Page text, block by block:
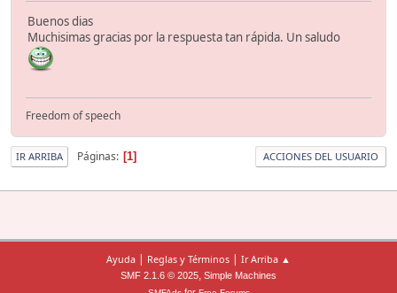
Buenos dias
Muchisimas gracias por la respuesta tan rápida. Un saludo
Freedom of speech
IR ARRIBA Páginas 1 ACCIONES DEL USUARIO
Ayuda | Reglas y Términos | Ir Arriba ▲
SMF 2.1.6 © 2025, Simple Machines